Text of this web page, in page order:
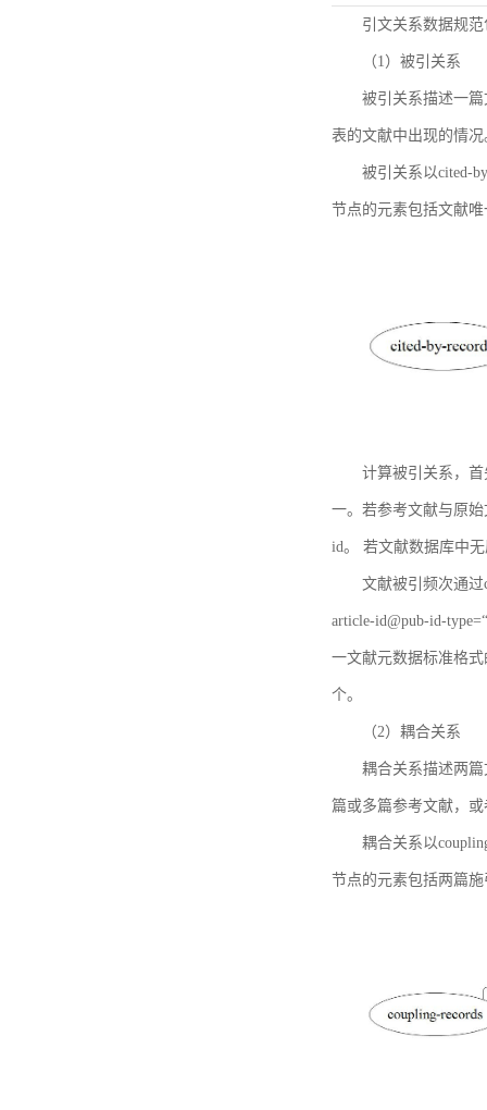
引文关系数据规
（1）被引关系
被引关系描述一
表的文献中出现的情况
被引关系以cited-
节点的元素包括文献
计算被引关系，
一。若参考文献与原
id。 若文献数据库中
文献被引频次通
article-id@pub-id-
一文献元数据标准格
个。
（2）耦合关系
耦合关系描述两
篇或多篇参考文献，
耦合关系以
节点的元素包括两篇